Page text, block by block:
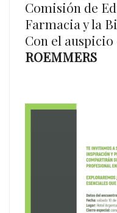
Comisión de
Farmacia y la
Con el auspicio
ROEMMERS